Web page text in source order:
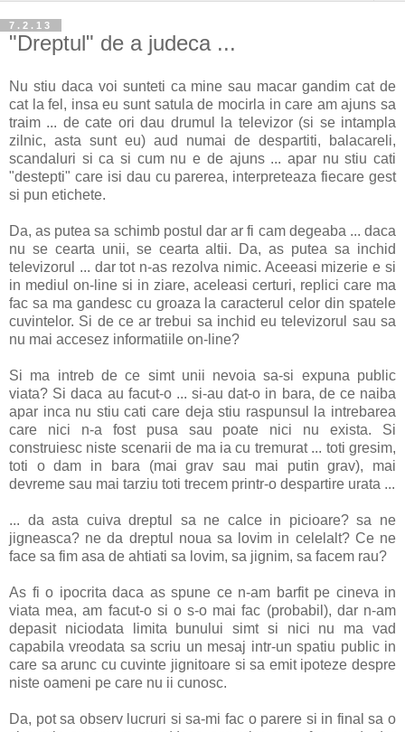
7.2.13
"Dreptul" de a judeca ...
Nu stiu daca voi sunteti ca mine sau macar gandim cat de
cat la fel, insa eu sunt satula de mocirla in care am ajuns sa
traim ... de cate ori dau drumul la televizor (si se intampla
zilnic, asta sunt eu) aud numai de despartiti, balacareli,
scandaluri si ca si cum nu e de ajuns ... apar nu stiu cati
"destepti" care isi dau cu parerea, interpreteaza fiecare gest
si pun etichete.
Da, as putea sa schimb postul dar ar fi cam degeaba ... daca
nu se cearta unii, se cearta altii. Da, as putea sa inchid
televizorul ... dar tot n-as rezolva nimic. Aceeasi mizerie e si
in mediul on-line si in ziare, aceleasi certuri, replici care ma
fac sa ma gandesc cu groaza la caracterul celor din spatele
cuvintelor. Si de ce ar trebui sa inchid eu televizorul sau sa
nu mai accesez informatiile on-line?
Si ma intreb de ce simt unii nevoia sa-si expuna public
viata? Si daca au facut-o ... si-au dat-o in bara, de ce naiba
apar inca nu stiu cati care deja stiu raspunsul la intrebarea
care nici n-a fost pusa sau poate nici nu exista. Si
construiesc niste scenarii de ma ia cu tremurat ... toti gresim,
toti o dam in bara (mai grav sau mai putin grav), mai
devreme sau mai tarziu toti trecem printr-o despartire urata ...
... da asta cuiva dreptul sa ne calce in picioare? sa ne
jigneasca? ne da dreptul noua sa lovim in celelalt? Ce ne
face sa fim asa de ahtiati sa lovim, sa jignim, sa facem rau?
As fi o ipocrita daca as spune ce n-am barfit pe cineva in
viata mea, am facut-o si o s-o mai fac (probabil), dar n-am
depasit niciodata limita bunului simt si nici nu ma vad
capabila vreodata sa scriu un mesaj intr-un spatiu public in
care sa arunc cu cuvinte jignitoare si sa emit ipoteze despre
niste oameni pe care nu ii cunosc.
Da, pot sa observ lucruri si sa-mi fac o parere si in final sa o